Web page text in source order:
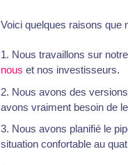
Voici quelques raisons que
Nous travaillons sur
nous et nos investisseurs.
Nous avons des
avons vraiment besoin de
Nous avons planifié le
situation confortable au